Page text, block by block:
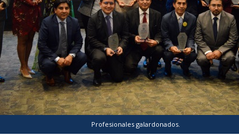
Profesionales galardonados.